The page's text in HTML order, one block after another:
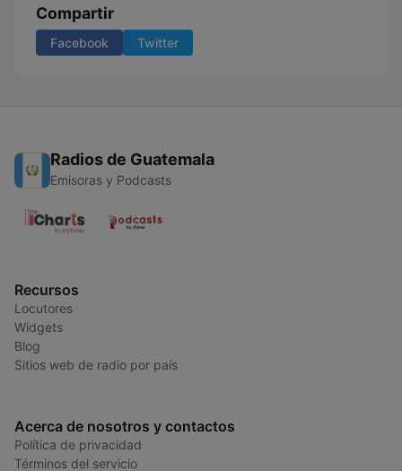
Compartir
Facebook Twitter
Radios de Guatemala
Emisoras y Podcasts
Recursos
Locutores
Widgets
Blog
Sitios web de radio por país
Acerca de nosotros y contactos
Política de privacidad
Términos del servicio